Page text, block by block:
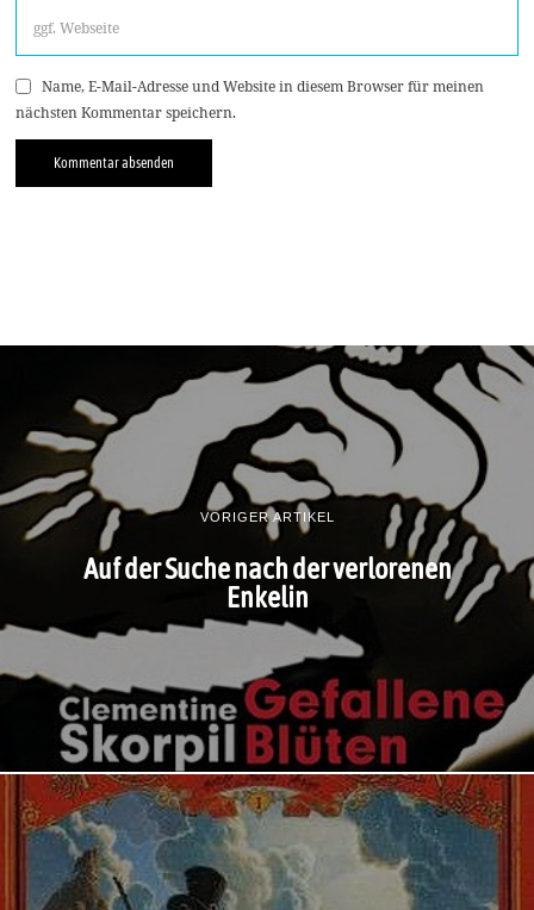
Name, E-Mail-Adresse und Website in diesem Browser für meinen
nächsten Kommentar speichern.
VORIGER ARTIKEL
Auf der Suche nach der verlorenen
Enkelin